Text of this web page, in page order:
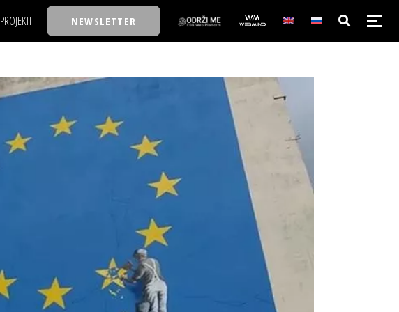
PROJEKTI
TASTY TALKS
30 ISPOD 30
BACK TO OFFICE/SCHOOL
NEWSLETTER
NAJKOLEGA
30 ISPOD 30
BACK TO OFFICE/SCHOOL
BIZBENDOVI
BIZKOLEGIJUM